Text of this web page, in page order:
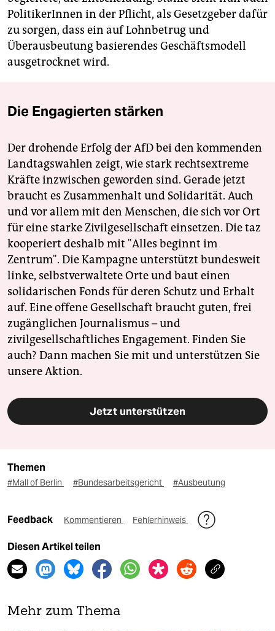
PolitikerInnen in der Pflicht, als Gesetzgeber dafür
zu sorgen, dass ein auf Lohnbetrug und
Überausbeutung basierendes Geschäftsmodell
ausgetrocknet wird.
Die Engagierten stärken
Der drohende Erfolg der AfD bei den kommenden
Landtagswahlen zeigt, wie stark rechtsextreme
Kräfte inzwischen geworden sind. Gerade jetzt
braucht es Zusammenhalt und Solidarität. Auch
und vor allem mit den Menschen, die sich vor Ort
für eine starke Zivilgesellschaft einsetzen. Die taz
kooperiert deshalb mit "Alles beginnt im
Zentrum". Die Kampagne unterstützt bundesweit
linke, selbstverwaltete Orte und baut einen
solidarischen Fonds für deren Schutz und Erhalt
auf. Eine offene Gesellschaft braucht guten, frei
zugänglichen Journalismus – und
zivilgesellschaftliches Engagement. Finden Sie
auch? Dann machen Sie mit und unterstützen Sie
unsere Aktion.
Jetzt unterstützen
Themen
#Mall of Berlin #Bundesarbeitsgericht #Ausbeutung
Feedback Kommentieren Fehlerhinweis
Diesen Artikel teilen
Mehr zum Thema